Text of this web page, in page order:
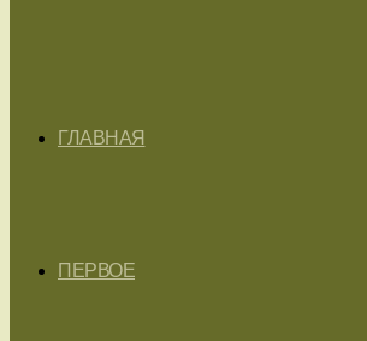
ГЛАВНАЯ
ПЕРВОЕ